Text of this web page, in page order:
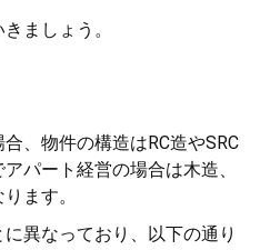
ましょう。
、物件の構造はRC造やSRC
パート経営の場合は木造、
ます。
異なっており、以下の通り